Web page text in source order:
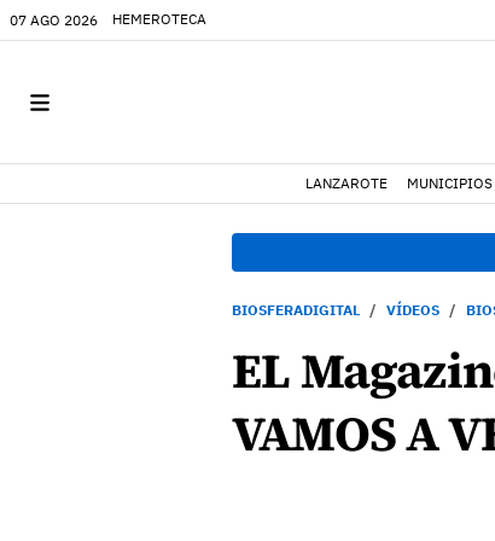
07 AGO 2026 HEMEROTECA
LANZAROTE MUNICIPIOS
BIOSFERADIGITAL VÍDEOS
EL
VAMOS A